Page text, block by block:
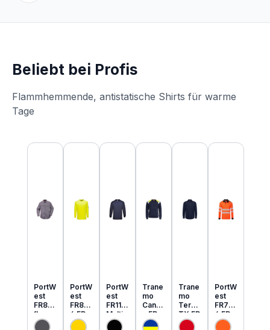
Beliebt bei Profis
Flammhemmende, antistatische Shirts für warme
Tage
Produktgalerie überspringen
PortW
est
FR89
flamm
hemm
PortW
est
FR80
6 FR
MultiN
PortW
est
FR11
Multi
Norm
Trane
mo
Cante
x FR
MultiN
Trane
mo
Tera
TX FR
leicht
PortW
est
FR73
4 FR
MultiN